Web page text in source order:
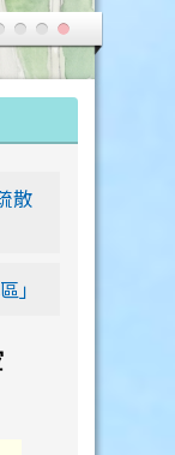
散
」